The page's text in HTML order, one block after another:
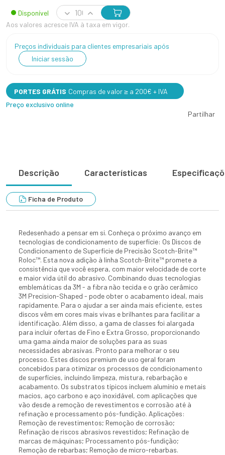
Disponível
Aos valores acresce IVA à taxa em vigor.
Preços individuais para clientes empresariais após
Iniciar sessão
PORTES GRÁTIS Compras de valor ≥ a 200€ + IVA
Preço exclusivo online
Partilhar
Descrição Características
Ficha de Produto
Redesenhado a pensar em si. Conheça o próximo avanço em
tecnologias de condicionamento de superfície: Os Discos de
Condicionamento de Superfície de Precisão Scotch-Brite™
Roloc™. Esta nova adição à linha Scotch-Brite™ promete a
consistência que você espera, com maior velocidade de corte
e maior vida útil do abrasivo. Combinando duas tecnologias
emblemáticas da 3M - a fibra não tecida e o grão cerâmico
3M Precision-Shaped - pode obter o acabamento ideal, mais
rapidamente. Para o ajudar a ser ainda mais eficiente, estes
discos vêm em cores mais vivas e brilhantes para facilitar a
identificação. Além disso, a gama de classes foi alargada
para incluir ofertas de Fino e Extra Grosso, proporcionando
uma gama ainda maior de soluções para as suas
necessidades abrasivas. Pronto para melhorar o seu
processo. Estes discos premium de uso geral foram
concebidos para otimizar os processos de condicionamento
de superfícies, incluindo limpeza, mistura, rebarbação e
acabamento. Os substratos típicos incluem alumínio e metais
macios, aço carbono e aço inoxidável, com aplicações que
vão desde a remoção de revestimentos e corrosão até à
refinação e processamento pós-fundição. Aplicações:
Remoção de revestimentos; Remoção de corrosão;
Refinação de riscos abrasivos revestidos; Refinação de
marcas de máquinas; Processamento pós-fundição;
Remoção de rebarbas; Remoção de micro-rebarbas.